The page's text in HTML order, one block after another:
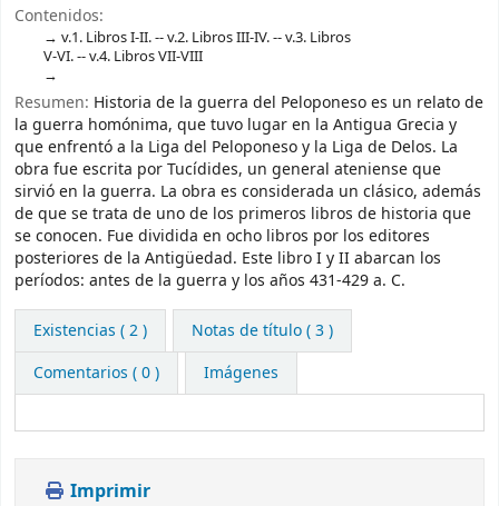
Contenidos:
v.1. Libros I-II. -- v.2. Libros III-IV. -- v.3. Libros
V-VI. -- v.4. Libros VII-VIII
Resumen: Historia de la guerra del Peloponeso es un relato de
la guerra homónima, que tuvo lugar en la Antigua Grecia y
que enfrentó a la Liga del Peloponeso y la Liga de Delos. La
obra fue escrita por Tucídides, un general ateniense que
sirvió en la guerra. La obra es considerada un clásico, además
de que se trata de uno de los primeros libros de historia que
se conocen. Fue dividida en ocho libros por los editores
posteriores de la Antigüedad. Este libro I y II abarcan los
períodos: antes de la guerra y los años 431-429 a. C.
Existencias ( 2 )
Notas de título ( 3 )
Comentarios ( 0 )
Imágenes
Imprimir